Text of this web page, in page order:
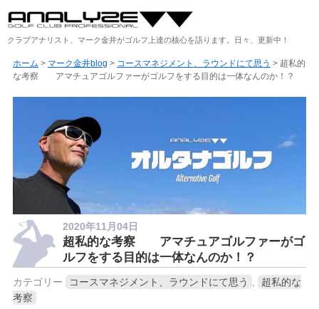
クラブアナリスト、マーク金井がゴルフ上達の核心を語ります。日々、更新中！
ホーム > マーク金井blog > コースマネジメント、ラウンドにて思う > 超私的
な考察 アマチュアゴルファーがゴルフをする目的は一体なんのか！？
2020年11月04日
超私的な考察 アマチュアゴルファーがゴ
ルフをする目的は一体なんのか！？
カテゴリー コースマネジメント、ラウンドにて思う
超私的な
考察